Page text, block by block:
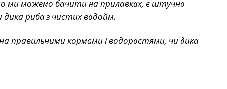
ми можемо бачити на прилавках, є штучно
дика риба з чистих водойм.
правильними кормами і водоростями, чи дика